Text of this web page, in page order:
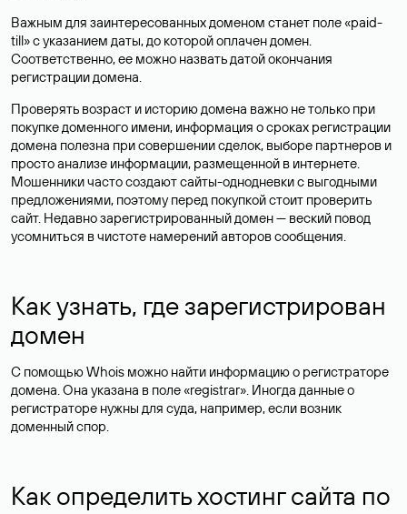
Важным для заинтересованных доменом станет поле «paid-
till» с указанием даты, до которой оплачен домен.
Соответственно, ее можно назвать датой окончания
регистрации домена.
Проверять возраст и историю домена важно не только при
покупке доменного имени, информация о сроках регистрации
домена полезна при совершении сделок, выборе партнеров и
просто анализе информации, размещенной в интернете.
Мошенники часто создают сайты-однодневки с выгодными
предложениями, поэтому перед покупкой стоит проверить
сайт. Недавно зарегистрированный домен — веский повод
усомниться в чистоте намерений авторов сообщения.
Как узнать, где зарегистрирован
домен
С помощью Whois можно найти информацию о регистраторе
домена. Она указана в поле «registrar». Иногда данные о
регистраторе нужны для суда, например, если возник
доменный спор.
Как определить хостинг сайта по